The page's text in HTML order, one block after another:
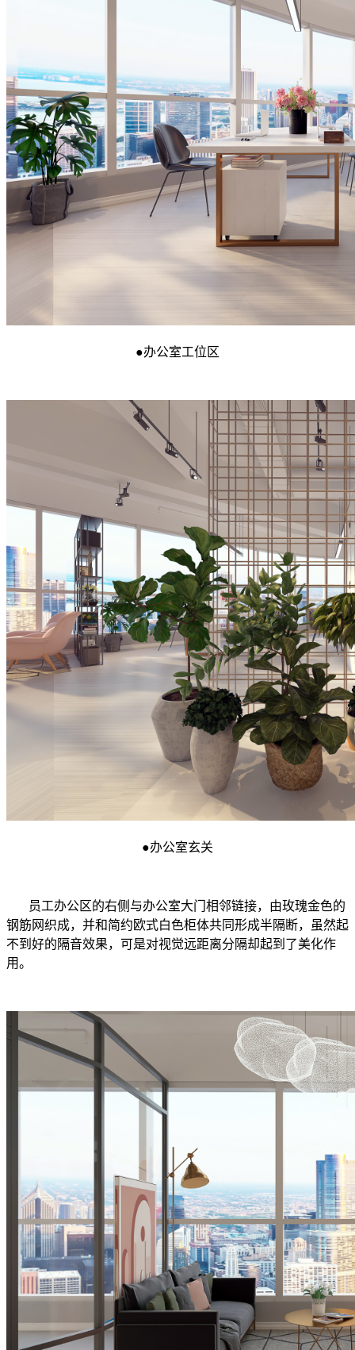
●办公室工位区
●办公室玄关
员工办公区的右侧与办公室大门相邻链接，由玫瑰金色的
钢筋网织成，并和简约欧式白色柜体共同形成半隔断，虽然起
不到好的隔音效果，可是对视觉远距离分隔却起到了美化作
用。